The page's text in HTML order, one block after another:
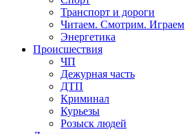
Транспорт и дороги
Читаем. Смотрим. Играем
Энергетика
Происшествия
ЧП
Дежурная часть
ДТП
Криминал
Курьезы
Розыск людей